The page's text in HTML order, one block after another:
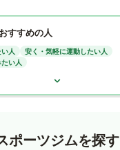
すすめの人
人
安く・気軽に運動したい人
い人
ポーツジムを探す